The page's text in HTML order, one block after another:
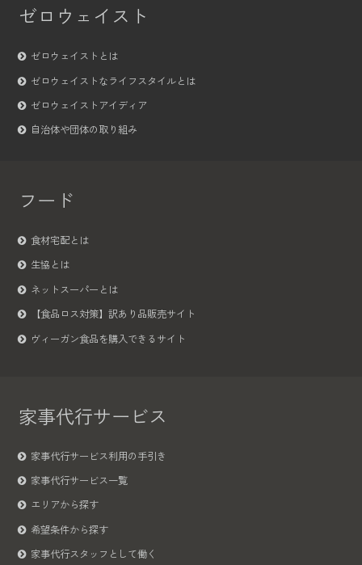
ゼロウェイスト
ゼロウェイストとは
ゼロウェイストなライフスタイルとは
ゼロウェイストアイディア
自治体や団体の取り組み
フード
食材宅配とは
生協とは
ネットスーパーとは
【食品ロス対策】訳あり品販売サイト
ヴィーガン食品を購入できるサイト
家事代行サービス
家事代行サービス利用の手引き
家事代行サービス一覧
エリアから探す
希望条件から探す
家事代行スタッフとして働く